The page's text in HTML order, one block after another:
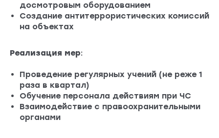
досмотровым оборудованием
Создание антитеррористических комиссий
на объектах
Реализация мер:
Проведение регулярных учений (не реже 1
раза в квартал)
Обучение персонала действиям при ЧС
Взаимодействие с правоохранительными
органами